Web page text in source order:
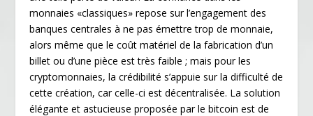
monnaies «classiques» repose sur l’engagement des
banques centrales à ne pas émettre trop de monnaie,
alors même que le coût matériel de la fabrication d’un
billet ou d’une pièce est très faible ; mais pour les
cryptomonnaies, la crédibilité s’appuie sur la difficulté de
cette création, car celle-ci est décentralisée. La solution
élégante et astucieuse proposée par le bitcoin est de